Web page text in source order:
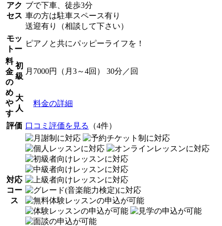
アク
セス
ブで下車、徒歩3分
車の方は駐車スペース有り
送迎有り（相談して下さい）
モッ
トー
ピアノと共にパッピーライフを！
料
金
の
め
や
す
初
級
月7000円（月3～4回） 30分／回
大
人
料金の詳細
評価 口コミ評価を見る （4件）
対応
コー
ス